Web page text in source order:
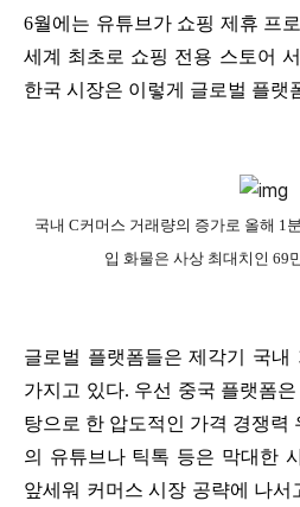
6월에는 유튜브가 쇼핑 제휴 프
세계 최초로 쇼핑 전용 스토어
한국 시장은 이렇게 글로벌 플랫
국내 C커머스 거래량의 증가로 올해 1
입 화물은 사상 최대치인 69
글로벌 플랫폼들은 제각기 국
가지고 있다. 우선 중국 플랫폼
탕으로 한 압도적인 가격 경쟁력
의 유튜브나 틱톡 등은 막대한
앞세워 커머스 시장 공략에 나서